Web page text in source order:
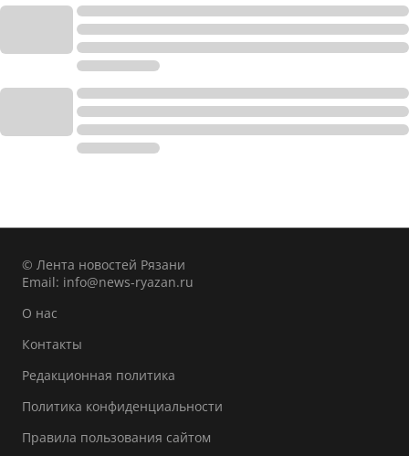
© Лента новостей Рязани
Email: info@news-ryazan.ru
О нас
Контакты
Редакционная политика
Политика конфиденциальности
Правила пользования сайтом